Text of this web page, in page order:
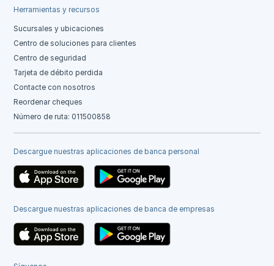
Herramientas y recursos
Sucursales y ubicaciones
Centro de soluciones para clientes
Centro de seguridad
Tarjeta de débito perdida
Contacte con nosotros
Reordenar cheques
Número de ruta: 011500858
Descargue nuestras aplicaciones de banca personal
Descargue nuestras aplicaciones de banca de empresas